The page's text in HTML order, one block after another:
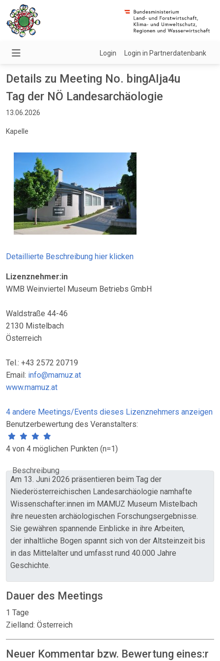
Login Login in Partnerdatenbank
Details zu Meeting No. bingAIja4u
Tag der NÖ Landesarchäologie
13.06.2026
Kapelle
Detaillierte Beschreibung hier klicken
Lizenznehmer:in
WMB Weinviertel Museum Betriebs GmbH
Waldstraße 44-46
2130 Mistelbach
Österreich
Tel.: +43 2572 20719
Email: info@mamuz.at
www.mamuz.at
4 andere Meetings/Events dieses Lizenznehmers anzeigen
Benutzerbewertung des Veranstalters:
4 von 4 möglichen Punkten (n=1)
Beschreibung
Am 13. Juni 2026 präsentieren beim Tag der
Niederösterreichischen Landesarchäologie namhafte
Wissenschafter:innen im MAMUZ Museum Mistelbach
ihre neuesten archäologischen Forschungsergebnisse.
Sie gewähren spannende Einblicke in ihre Arbeiten,
der inhaltliche Bogen spannt sich von der Altsteinzeit bis
in das Mittelalter und umfasst rund 40.000 Jahre
Geschichte.
Dauer des Meetings
1 Tage
Zielland: Österreich
Neuer Kommentar bzw. Bewertung eines:r